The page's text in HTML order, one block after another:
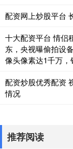
配资网上炒股平台
十大配资平台 情侣
东，央视曝偷拍设
像头像素达1千万，
配资炒股优秀配资
情况
推荐阅读